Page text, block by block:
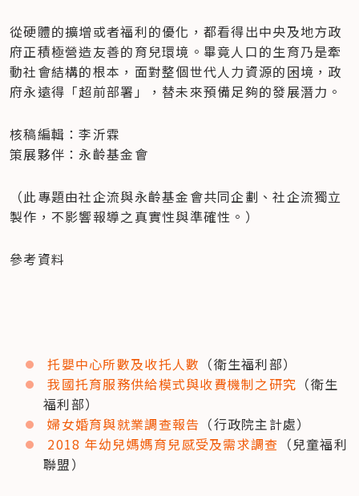
從硬體的擴增或者福利的優化，都看得出中央及地方政
府正積極營造友善的育兒環境。畢竟人口的生育乃是牽
動社會結構的根本，面對整個世代人力資源的困境，政
府永遠得「超前部署」，替未來預備足夠的發展潛力。
核稿編輯：李沂霖
策展夥伴：永齡基金會
（此專題由社企流與永齡基金會共同企劃、社企流獨立
製作，不影響報導之真實性與準確性。）
參考資料
托嬰中心所數及收托人數 （衛生福利部）
我國托育服務供給模式與收費機制之研究 （衛生
福利部）
婦女婚育與就業調查報告 （行政院主計處）
2018 年幼兒媽媽育兒感受及需求調查 （兒童福利
聯盟）